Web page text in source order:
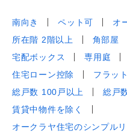
南向き ペット可
オ
所在階 2階以上
角部屋
宅配ボックス
専用庭
住宅ローン控除
フラッ
総戸数 100戸以上
総戸
賃貸中物件を除く
オークラヤ住宅のシンプル